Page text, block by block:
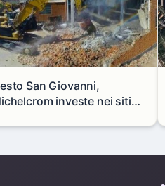
San Giovanni,
investe nei siti
per fare spazio a